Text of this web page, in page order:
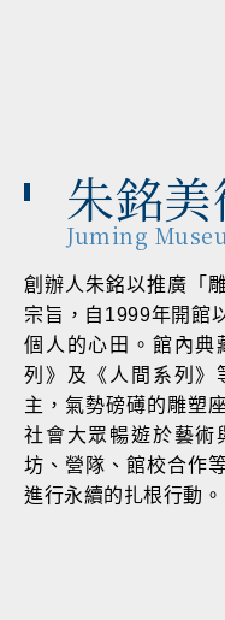
朱銘
Juming
創辦人朱銘以推廣「
宗旨，自1999年開館
個人的心田。館內典
列》及《人間系列》
主，氣勢磅礡的雕塑
社會大眾暢遊於藝術
坊、營隊、館校合作
進行永續的扎根行動。